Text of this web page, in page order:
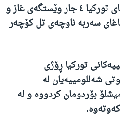
فڕۆکە جەنگییەکانی سوپای تورکیا ٤ جار وێستگەی غاز و
سەربە ناوچەی تل کۆچەر
تورکیا ڕۆژی
شەللومییەیان لە
بۆردومان کردووە و لە
.